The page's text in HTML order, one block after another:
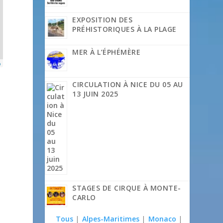
EXPOSITION DES
PRÉHISTORIQUES À LA PLAGE
MER À L’ÉPHÉMÈRE
CIRCULATION À NICE DU 05 AU
13 JUIN 2025
STAGES DE CIRQUE À MONTE-
CARLO
Tous | Alpes-Maritimes | Monaco |